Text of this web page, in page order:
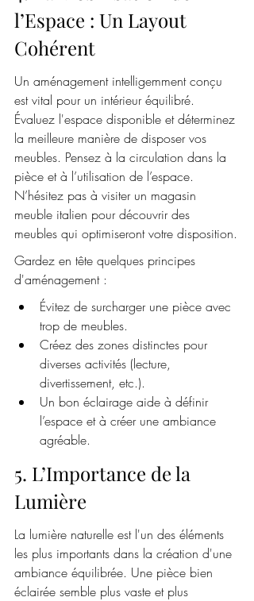
l’Espace : Un Layout
Cohérent
Un aménagement intelligemment conçu
est vital pour un intérieur équilibré.
Évaluez l'espace disponible et déterminez
la meilleure manière de disposer vos
meubles. Pensez à la circulation dans la
pièce et à l’utilisation de l’espace.
N’hésitez pas à visiter un magasin
meuble italien pour découvrir des
meubles qui optimiseront votre disposition.
Gardez en tête quelques principes
d'aménagement :
Évitez de surcharger une pièce avec
trop de meubles.
Créez des zones distinctes pour
diverses activités (lecture,
divertissement, etc.).
Un bon éclairage aide à définir
l’espace et à créer une ambiance
agréable.
5. L’Importance de la
Lumière
La lumière naturelle est l'un des éléments
les plus importants dans la création d'une
ambiance équilibrée. Une pièce bien
éclairée semble plus vaste et plus